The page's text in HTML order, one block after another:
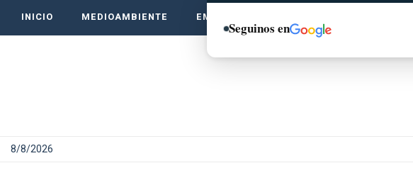
INICIO MEDIOAMBIENTE EMPRENDE VERDE
8/8/2026
Seguinos en